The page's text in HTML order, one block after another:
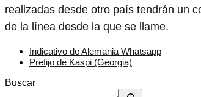
realizadas desde otro país tendrán un
de la línea desde la que se llame.
Indicativo de Alemania Whatsapp
Prefijo de Kaspi (Georgia)
Buscar